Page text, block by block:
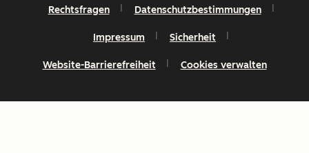
Rechtsfragen Datenschutzbestimmungen
Impressum Sicherheit
Website-Barrierefreiheit Cookies verwalten